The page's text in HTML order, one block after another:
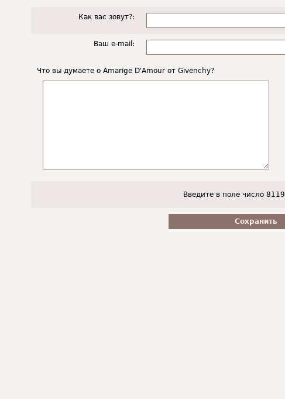
Как вас зовут?:
Ваш e-mail:
Что вы думаете о Amarige D'Amour от Givenchy?
Введите в поле число 8119